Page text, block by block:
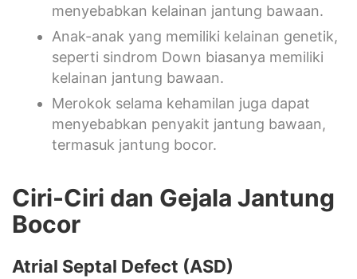
menyebabkan kelainan jantung bawaan.
Anak-anak yang memiliki kelainan genetik,
seperti sindrom Down biasanya memiliki
kelainan jantung bawaan.
Merokok selama kehamilan juga dapat
menyebabkan penyakit jantung bawaan,
termasuk jantung bocor.
Ciri-Ciri dan Gejala Jantung
Bocor
Atrial Septal Defect (ASD)